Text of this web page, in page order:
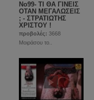
Νο99- ΤΙ ΘΑ ΓΙΝΕΙΣ
ΟΤΑΝ ΜΕΓΑΛΩΣΕΙΣ
; - ΣΤΡΑΤΙΩΤΗΣ
ΧΡΙΣΤΟΥ !
προβολές: 3668
Μοιράσου το..